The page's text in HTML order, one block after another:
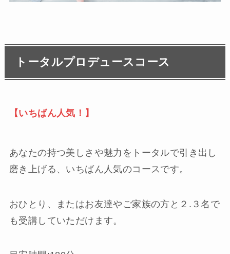
トータルプロデュースコース
【いちばん人気！】
あなたの持つ美しさや魅力をトータルで引き出し
磨き上げる、いちばん人気のコースです。
おひとり、またはお友達やご家族の方と２.３名で
も受講していただけます。